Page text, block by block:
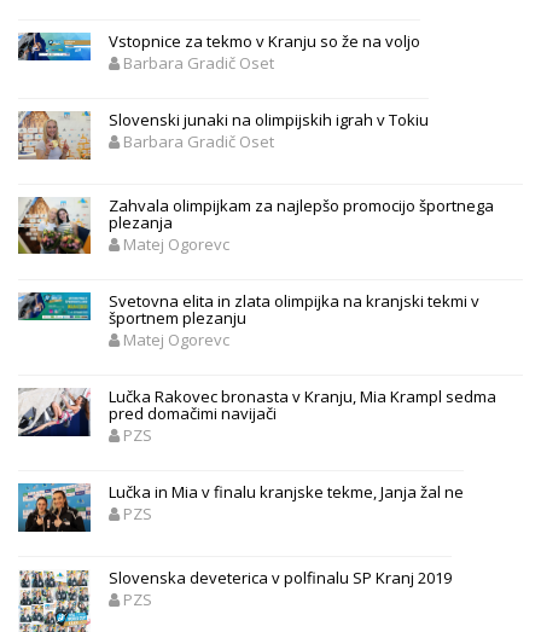
Vstopnice za tekmo v Kranju so že na voljo
Barbara Gradič Oset
Slovenski junaki na olimpijskih igrah v Tokiu
Barbara Gradič Oset
Zahvala olimpijkam za najlepšo promocijo športnega
plezanja
Matej Ogorevc
Svetovna elita in zlata olimpijka na kranjski tekmi v
športnem plezanju
Matej Ogorevc
Lučka Rakovec bronasta v Kranju, Mia Krampl sedma
pred domačimi navijači
PZS
Lučka in Mia v finalu kranjske tekme, Janja žal ne
PZS
Slovenska deveterica v polfinalu SP Kranj 2019
PZS